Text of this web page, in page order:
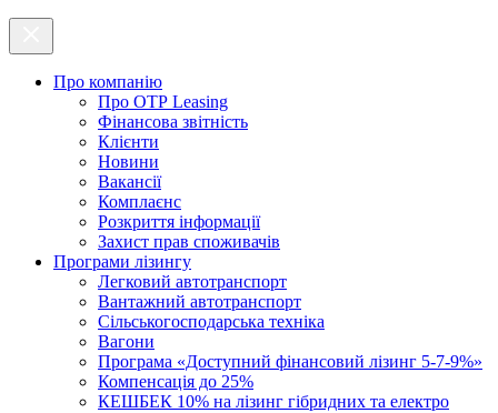
Про компанію
Про ОТР Leasing
Фінансова звітність
Клієнти
Новини
Вакансії
Комплаєнс
Розкриття інформації
Захист прав споживачів
Програми лізингу
Легковий автотранспорт
Вантажний автотранспорт
Cільськогосподарська техніка
Вагони
Програма «Доступний фінансовий лізинг 5-7-9%»
Компенсація до 25%
КЕШБЕК 10% на лізинг гібридних та електро